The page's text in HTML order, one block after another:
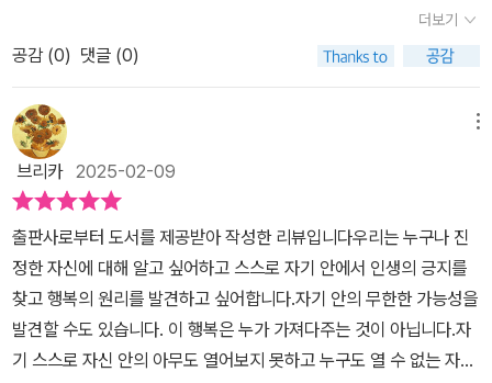
것이므로 그 누구도 행복을 가져다주지도 못하고, 내 행복을 앗아가
지도 못한다는 사실이다. 오직 우리 각자 개개인 모두가 행복해질 수
있고 행복한 사람이라는 사실을.
그저 당신의 마음이 (공연히) 바쁠 뿐이다.' 과연 그렇습니다. 같은 직
장에서도 훨씬 넉넉한 품으로 업무를 다루면서, 기한 내에 일은 일대
로 제대로 처리하는 멋진 사람들이 얼마든지 있습니다. 일이 바쁜 게
아니라, 일을 핑계로 허둥지둥하며 사리의 선후와 경중을 도외시하는
우리의 불성실함이, 아무 필요도 없는 번잡과 무질서를 빚습니다. 과
연 인간은 만물의 영장이고 타 생명체에 비해 특별한 게 있을까요? p
217을 보면 이런 오래된 인간의 믿음은 분자생물학의 발전으로 인해
모래성처럼 무너졌다는 말이 나옵니다. 결국 인간도 나무나 풀, 양이
나 염소, 토끼처럼 지상에 우연히 출연하여 아슬아슬 생을 이어가는
평범한 생명체들 중 하나에 불과했던 것입니다. 여기서 저자는 영혼
(靈魂)의 문제를 꺼냅니다. 사람이 노예처럼 직장에서 가정에서 루
틴의 사슬에 매여 부품처럼 소모되면, 그 사람은 남들보다 훨씬 삶의
시절일수록 스스로에 대한 평가와 판단이 뒤따른다. 지금껏 살아왔던
삶에 대한 통찰과 성찰의 시간이 필요하다. 삶에 대한 관점 역시 변화
요구는 타인으로부터가 아닌 자신으로부터 시작되어야 하기 때문이
다. 그래서 자신을 만난다는 건 더욱 신중하고 세심한 관찰이 필요하
다. 고대 그리스인은 신적 부르심이라는 카이로스적 시간을 요구해왔
다. 우리의 삶이 수평적인 크로노스라면 카이로스는 삶의 태도와 안
목에 변화를 주는 깊이를 이해하는 시간이다. 신적인 기쁨은 카이로
스로 시간으로부터 비롯된다. 당신이 카이로스는 무엇인가? 무엇이
당신의 삶에 깊이를 전해주는가? ‘있는 그대로 나를 바라보기’ 는 나
에 대한 소소한 일상이, 나를 위한 성찰이, 그리고 나를 사랑하는 방법
을 소개한다. 자아에 대한 지독한 집착보단 자신에 대한 성찰을 일깨
해서도 삶에 대한 많은 것을 배울 수 있다는 점도 알아야 한다.​요즘에
는 무조건적인 정답이나 효율성 찾기 등으로 인해 거의 모든 영역에
서 이런 경제 논리와도 같은 형태의 조언이나 방식이 유행처럼 번지
고 있는 현실이라 대충 어떤 말을 하고자 하는지, 이에 대해 읽으며 충
분히 공감해 볼 수 있을 것이다. 그만큼 시대가 각박하면서도 빠르게
변화하는 현실에 처해 있다는 점을 체감하게 되는 부분일 것이며 그
럼에도 자기 중심을 잡고 나에 대한 올바른 이해와 몰입의 시간, 과정
등이 왜 요구되며 중요한지도 이 책을 통해 접하며 확실하게 판단해
볼 수 있어서 긍정적일 것이다. <있는 그대로 나를 바라보기> 특히
타인의 평가나 시선에 대해 매우 예민하게 반응하는 우리나라의 문화
적, 정서적인 요인으로 인해 많은 이들이 이에 대해 지나친 반응과 신
경을 쓰지만 사실 살면서 크게 좌우되는 것도 없고 이것만큼 무모한
더보기
공감 (0) 댓글 (0)
브리카2025-02-09
출판사로부터 도서를 제공받아 작성한 리뷰입니다​​​우리는 누구나 진
정한 자신에 대해 알고 싶어하고 스스로 자기 안에서 인생의 긍지를
찾고 행복의 원리를 발견하고 싶어합니다.자기 안의 무한한 가능성을
발견할 수도 있습니다. 이 행복은 누가 가져다주는 것이 아닙니다.자
기 스스로 자신 안의 아무도 열어보지 못하고 누구도 열 수 없는 자신